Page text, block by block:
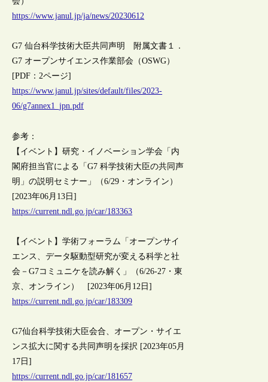
https://www.janul.jp/ja/news/20230612
G7 仙台科学技術大臣共同声明 附属文書１．
G7 オープンサイエンス作業部会（OSWG）
[PDF：2ページ]
https://www.janul.jp/sites/default/files/2023-
06/g7annex1_jpn.pdf
参考：
【イベント】研究・イノベーション学会「内
閣府担当官による「G7 科学技術大臣の共同声
明」の説明セミナー」（6/29・オンライン）
[2023年06月13日]
https://current.ndl.go.jp/car/183363
【イベント】学術フォーラム「オープンサイ
エンス、データ駆動型研究が変える科学と社
会－G7コミュニケを読み解く」（6/26-27・東
京、オンライン） [2023年06月12日]
https://current.ndl.go.jp/car/183309
G7仙台科学技術大臣会合、オープン・サイエ
ンス拡大に関する共同声明を採択 [2023年05月
17日]
https://current.ndl.go.jp/car/181657